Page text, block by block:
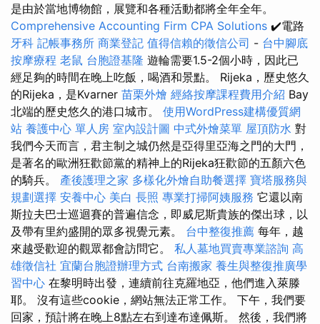
是由於當地博物館，展覽和各種活動都將全年全年。
Comprehensive Accounting Firm CPA Solutions ✔️電路
牙科 記帳事務所 商業登記 值得信賴的徵信公司 - 台中腳底
按摩療程 老鼠 台胞證基隆 遊輪需要1.5-2個小時，因此已
經足夠的時間在晚上吃飯，喝酒和景點。 Rijeka，歷史悠久
的Rijeka，是Kvarner 苗栗外燴 經絡按摩課程費用介紹 Bay
北端的歷史悠久的港口城市。 使用WordPress建構優質網
站 養護中心 單人房 室內設計圖 中式外燴菜單 屋頂防水 對
我們今天而言，君主制之城仍然是亞得里亞海之門的大門，
是著名的歐洲狂歡節黨的精神上的Rijeka狂歡節的五顏六色
的騎兵。 產後護理之家 多樣化外燴自助餐選擇 寶塔服務與
規劃選擇 安養中心 美白 長照 專業打掃阿姨服務 它還以南
斯拉夫巴士巡迴賽的普遍信念，即威尼斯貴族的傑出球，以
及帶有里約盛開的眾多視覺元素。 台中整復推薦 每年，越
來越受歡迎的觀眾都會訪問它。 私人墓地買賣專業諮詢 高
雄徵信社 宜蘭台胞證辦理方式 台南搬家 養生與整復推廣學
習中心 在黎明時出發，連續前往克羅地亞，他們進入萊滕
耶。 沒有這些cookie，網站無法正常工作。 下午，我們要
回家，預計將在晚上8點左右到達布達佩斯。 然後，我們將